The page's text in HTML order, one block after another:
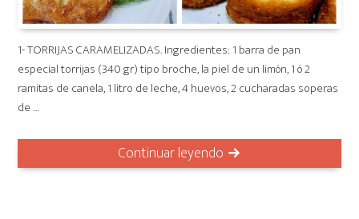
1- TORRIJAS CARAMELIZADAS. Ingredientes: 1 barra de pan
especial torrijas (340 gr) tipo broche, la piel de un limón, 1 ó 2
ramitas de canela, 1 litro de leche, 4 huevos, 2 cucharadas soperas
de …
Continuar leyendo